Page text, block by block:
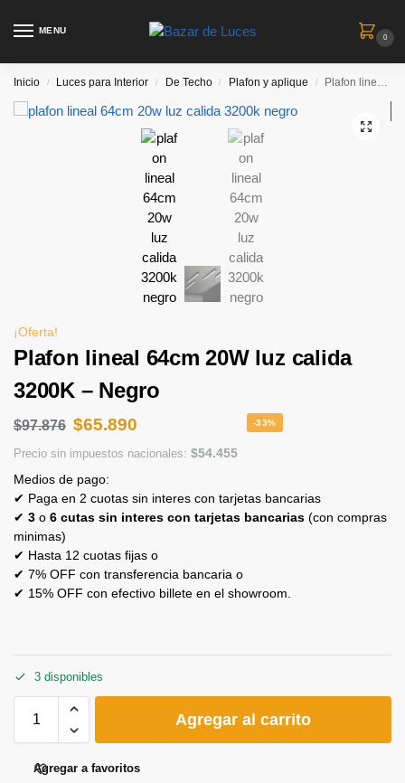
MENU
0
Inicio / Luces para Interior / De Techo / Plafon y aplique / Plafon lineal 64cm 20W luz calida 3200K – Negro
¡Oferta!
Plafon lineal 64cm 20W luz calida
3200K – Negro
$97.876 $65.890
Precio sin impuestos nacionales: $54.455
-33%
Medios de pago:
✔ Paga en 2 cuotas sin interes con tarjetas bancarias
✔ 3 o 6 cutas sin interes con tarjetas bancarias (con compras
minimas)
✔ Hasta 12 cuotas fijas o
✔ 7% OFF con transferencia bancaria o
✔ 15% OFF con efectivo billete en el showroom.
3 disponibles
Agregar al carrito
Agregar a favoritos